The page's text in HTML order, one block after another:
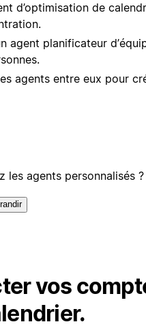
d’optimisation de
agent planificateur
agents entre eux pour
les agents personnalisés ?
vos